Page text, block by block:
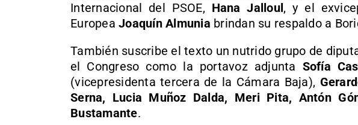
Internacional del PSOE, Hana Jalloul, y el
Europea Joaquín Almunia brindan su respaldo a
También suscribe el texto un nutrido grupo de
el Congreso como la portavoz adjunta Sofía
(vicepresidenta tercera de la Cámara Baja),
Serna, Lucia Muñoz Dalda, Meri Pita, Antón
Bustamante.